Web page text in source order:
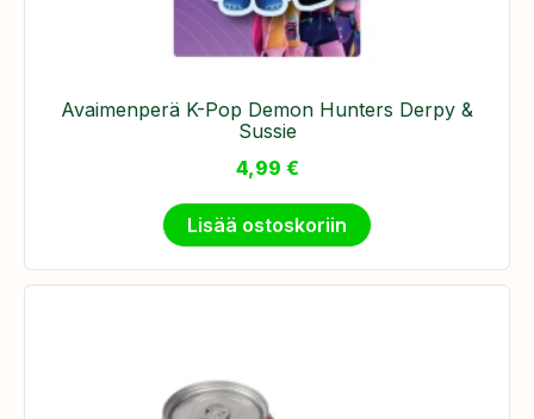
Avaimenperä K-Pop Demon Hunters Derpy &
Sussie
4,99 €
Lisää ostoskoriin